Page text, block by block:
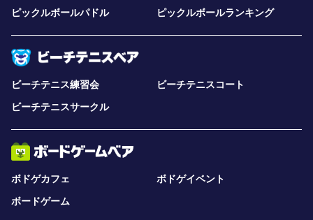
ピックルボールパドル
ピックルボールランキング
ビーチテニス練習会
ビーチテニスコート
ビーチテニスサークル
ボドゲカフェ
ボドゲイベント
ボードゲーム